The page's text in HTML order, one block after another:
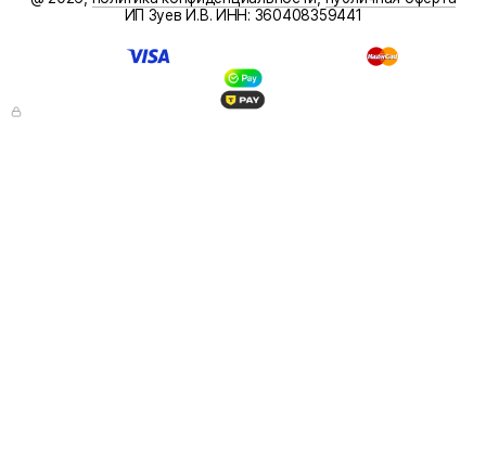
ИП Зуев И.В. ИНН: 360408359441